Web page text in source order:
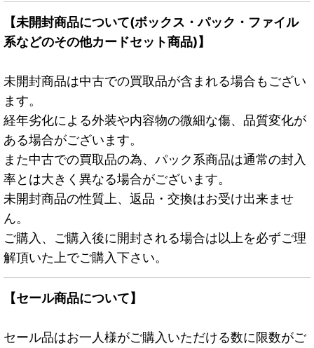
【未開封商品について(ボックス・パック・ファイル
系などのその他カードセット商品)】
未開封商品は中古での買取品が含まれる場合もござい
ます。
経年劣化による外装や内容物の微細な傷、品質変化が
ある場合がございます。
また中古での買取品の為、パック系商品は通常の封入
率とは大きく異なる場合がございます。
未開封商品の性質上、返品・交換はお受け出来ませ
ん。
ご購入、ご購入後に開封される場合は以上を必ずご理
解頂いた上でご購入下さい。
【セール商品について】
セール品はお一人様がご購入いただける数に限数がご